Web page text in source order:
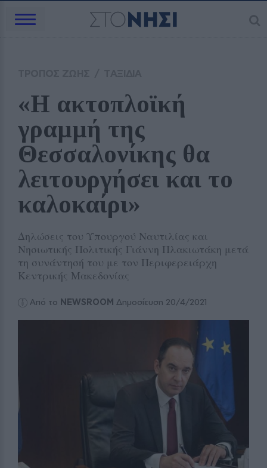
«Η ακτοπλοϊκή
γραμμή της
Θεσσαλονίκης θα
λειτουργήσει και το
καλοκαίρι»
Δηλώσεις του Υπουργού Ναυτιλίας και
Νησιωτικής Πολιτικής Γιάννη Πλακιωτάκη μετά
τη συνάντησή του με τον Περιφερειάρχη
Κεντρικής Μακεδονίας
Από το NEWSROOM Δημοσίευση 20/4/2021